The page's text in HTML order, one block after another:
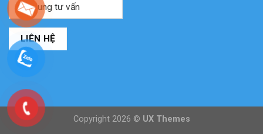
Copyright 2026 © UX Themes